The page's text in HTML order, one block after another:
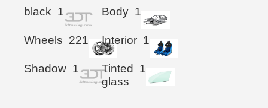
black 1 Body 1
Wheels 221 Interior 1
Shadow 1
Tinted
glass
1